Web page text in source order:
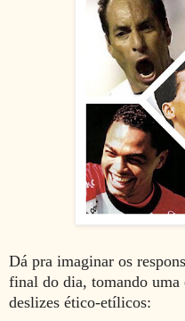
Dá pra imaginar os
final do dia, tomando uma
deslizes ético-etílicos: